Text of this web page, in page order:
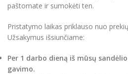
paštomate ir sumokėti ten.
Pristatymo laikas priklauso nuo
Užsakymus išsiunčiame:
Per 1 darbo dieną iš mūsų
gavimo.